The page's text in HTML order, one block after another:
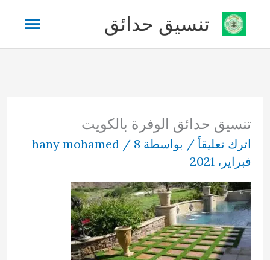
تخطي
المحتوى
تنسيق حدائق
تنسيق حدائق الوفرة بالكويت
اترك تعليقاً / بواسطة hany mohamed / 8
فبراير، 2021